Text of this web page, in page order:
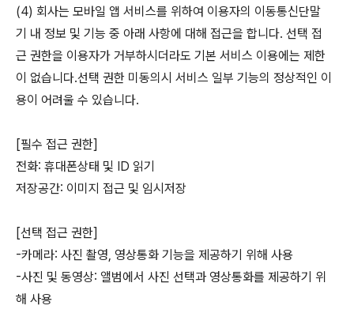
(4) 회사는 모바일 앱 서비스를 위하여 이용자의 이동통신단말
기 내 정보 및 기능 중 아래 사항에 대해 접근을 합니다. 선택 접
근 권한을 이용자가 거부하시더라도 기본 서비스 이용에는 제한
이 없습니다.선택 권한 미동의시 서비스 일부 기능의 정상적인 이
용이 어려울 수 있습니다.
[필수 접근 권한]
전화: 휴대폰상태 및 ID 읽기
저장공간: 이미지 접근 및 임시저장
[선택 접근 권한]
-카메라: 사진 촬영, 영상통화 기능을 제공하기 위해 사용
-사진 및 동영상: 앨범에서 사진 선택과 영상통화를 제공하기 위
해 사용